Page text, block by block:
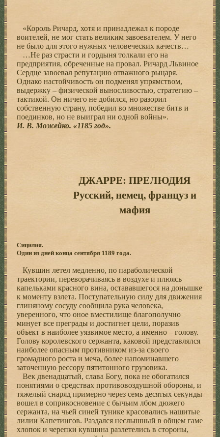
«Король Ричард, хотя и принадлежал к породе
воителей, не мог стать великим завоевателем. У него
не было для этого нужных человеческих качеств…
…Не раз страсти и гордыня толкали его на
предприятия, обреченные на провал. Ричард Львиное
Сердце завоевал репутацию отважного рыцаря.
Однако настойчивость он подменял упрямством,
выдержку – физической выносливостью, стратегию –
тактикой. Он ничего не добился, но разорил
собственную страну, победил во множестве битв и
поединков, но не выиграл ни одной войны».
И. В. Можейко. «1185 год».
ДЖАРРЕ: ПРЕЛЮДИЯ
Русский, немец, француз и
мафия
Сицилия.
Один из дней конца сентября 1189 года.
Кувшин летел медленно, по параболической
траектории, переворачиваясь в воздухе и плюясь
капельками красного вина, остававшегося на донышке
к моменту взлета. Поступательную силу для движения
глиняному сосуду сообщила рука человека,
уверенного, что оное вместилище благополучно
минует все преграды и достигнет цели, поразив
объект в наиболее уязвимое место, а именно – голову.
Голову королевского сержанта, каковой представлялся
наиболее опасным противником из-за своего
громадного роста и меча, более напоминавшего
заточенную рессору пятитонного грузовика.
Век двенадцатый, слава Богу, пока не обогатился
понятиями о средствах противовоздушной обороны, и
тяжелый снаряд примерно через семь десятых секунды
вошел в соприкосновение с бычьим лбом дюжего
сержанта, на чьей синей тунике красовались нашитые
лилии Капетингов. Раздался неслышный в общем гаме
хлопок и черепки кувшина разлетелись в стороны,